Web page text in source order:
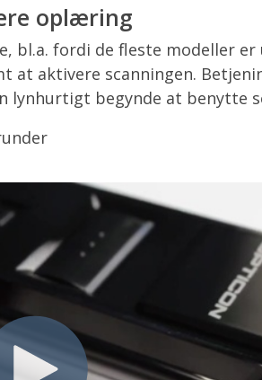
oplæring
bl.a. fordi de fleste modeller
at aktivere scanningen.
lynhurtigt begynde at benytte